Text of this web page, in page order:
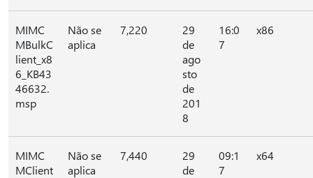
MIMC
MBulkC
lient_x8
6_KB43
46632.
msp
Não se
aplica
7,220
29
de
ago
sto
de
201
8
16:0
7
x86
MIMC
MClient
Não se
aplica
7,440
29
de
09:1
7
x64